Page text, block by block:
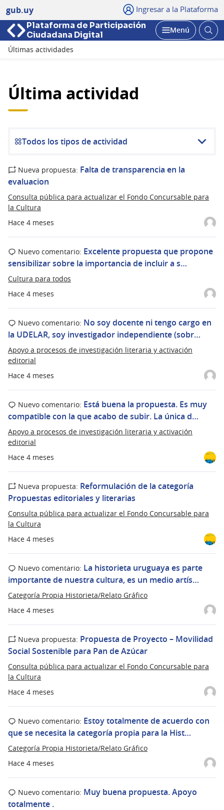
gub.uy Ingresar a la Plataforma
Plataforma de Participación
Ciudadana Digital
Abrir
Menú
Últimas actividades
Última actividad
Todos los tipos de actividad
Hace 4 meses
Nueva propuesta: Falta de transparencia en la
evaluacion
Consulta pública para actualizar el Fondo Concursable para
la Cultura
Hace 4 meses
Nuevo comentario: Excelente propuesta que propone
sensibilizar sobre la importancia de incluir a s…
Cultura para todos
Hace 4 meses
Nuevo comentario: No soy docente ni tengo cargo en
la UDELAR, soy investigador independiente (sobr…
Apoyo a procesos de investigación literaria y activación
editorial
Hace 4 meses
Nuevo comentario: Está buena la propuesta. Es muy
compatible con la que acabo de subir. La única d…
Apoyo a procesos de investigación literaria y activación
editorial
Hace 4 meses
Nueva propuesta: Reformulación de la categoría
Propuestas editoriales y literarias
Consulta pública para actualizar el Fondo Concursable para
la Cultura
Hace 4 meses
Nuevo comentario: La historieta uruguaya es parte
importante de nuestra cultura, es un medio artís…
Categoría Propia Historieta/Relato Gráfico
Hace 4 meses
Nueva propuesta: Propuesta de Proyecto – Movilidad
Social Sostenible para Pan de Azúcar
Consulta pública para actualizar el Fondo Concursable para
la Cultura
Hace 4 meses
Nuevo comentario: Estoy totalmente de acuerdo con
que se necesita la categoría propia para la Hist…
Categoría Propia Historieta/Relato Gráfico
Nuevo comentario: Muy buena propuesta. Apoyo
totalmente .